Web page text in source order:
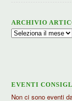
ARCHIVIO
Archivio
EVENTI
Non ci sono eventi